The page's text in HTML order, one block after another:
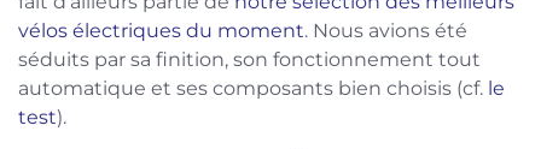
vélos électriques du moment. Nous avions été
séduits par sa finition, son fonctionnement tout
automatique et ses composants bien choisis (cf. le
test).